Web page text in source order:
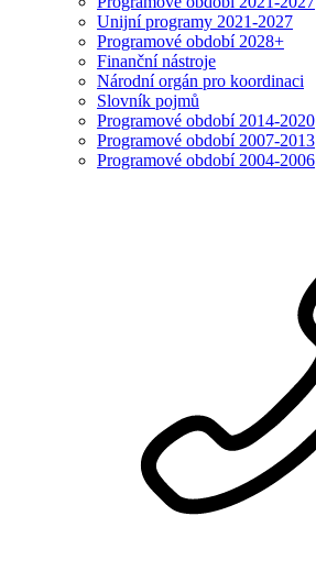
Unijní programy 2021-2027
Programové období 2028+
Finanční nástroje
Národní orgán pro koordinaci
Slovník pojmů
Programové období 2014-2020
Programové období 2007-2013
Programové období 2004-2006